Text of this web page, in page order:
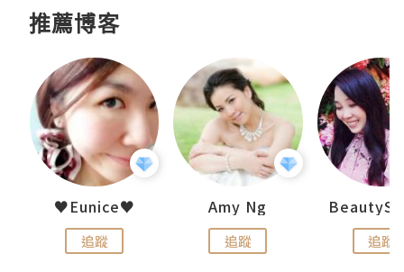
推薦博客
♥Eunice♥
追蹤
Amy Ng
追蹤 追蹤